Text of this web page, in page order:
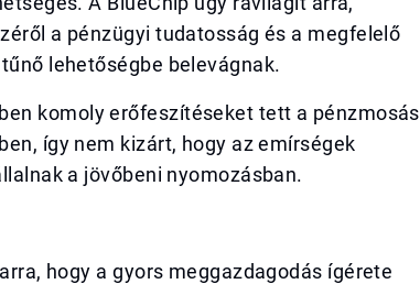
a pénzügyi tudatosság és a megfelelő
lehetőségbe belevágnak.
komoly erőfeszítéseket tett a pénzmosás
így nem kizárt, hogy az emírségek
a jövőbeni nyomozásban.
hogy a gyors meggazdagodás ígérete